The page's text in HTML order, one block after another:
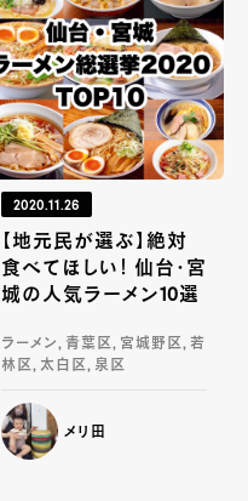
2020.11.26
【地元民が選ぶ】絶対
食べてほしい！ 仙台・宮
城の人気ラーメン10選
ラーメン, 青葉区, 宮城野区, 若
林区, 太白区, 泉区
メリ田